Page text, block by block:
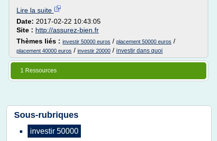
Lire la suite
Date: 2017-02-22 10:43:05
Site : http://assurez-bien.fr
Thèmes liés : investir 50000 euros / placement 50000 euros /
placement 40000 euros / investir 20000 / investir dans quoi
1 Ressources
Sous-rubriques
investir 50000